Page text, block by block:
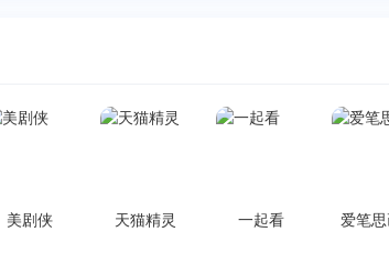
美剧侠 天猫精灵 一起看 爱笔